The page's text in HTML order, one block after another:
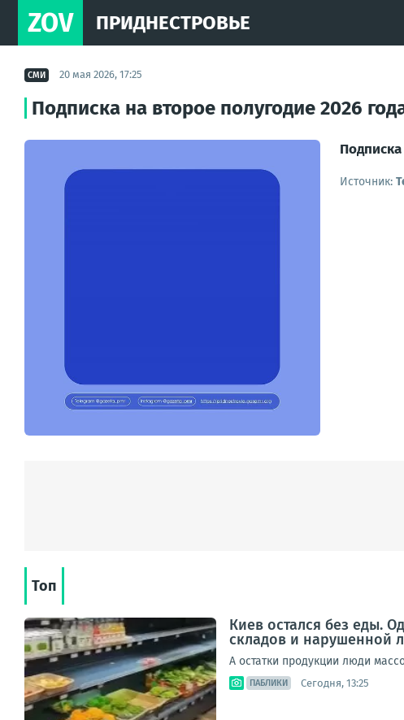
ZOV ПРИДНЕСТРОВЬЕ
СМИ 20 мая 2026, 17:25
Подписка на второе полугодие 2026
Источник:
Топ
Киев остался без еды.
складов и нарушенной
А остатки продукции люди
ПАБЛИКИ Сегодня, 13:25